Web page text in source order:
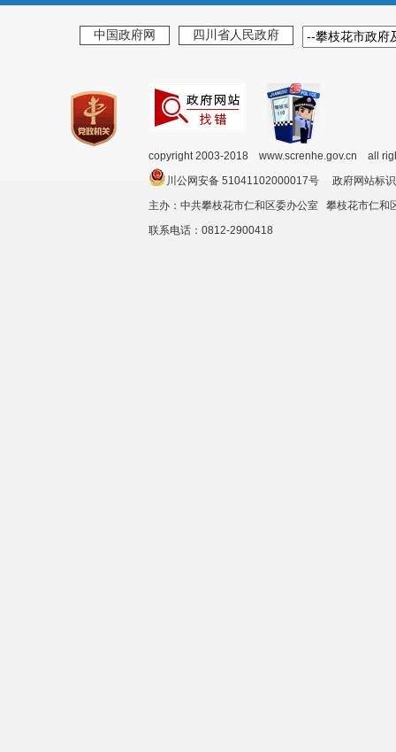
中国政府网 四川省人民政府
copyright 2003-2018 www.screnhe.gov.cn all
川公网安备 51041102000017号 政府网站
主办：中共攀枝花市仁和区委办公室 攀枝花市仁
联系电话：0812-2900418